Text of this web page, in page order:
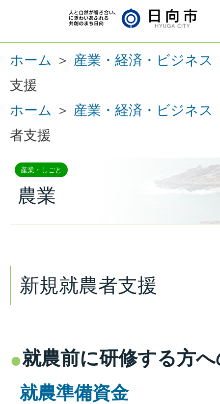
ホーム ＞ 産業・経済・ビジネス
支援
ホーム
＞ 産業・経済・ビジネス
者支援
産業・しごと
農業
新規就農者支援
就農前に研修する方
就農準備資金